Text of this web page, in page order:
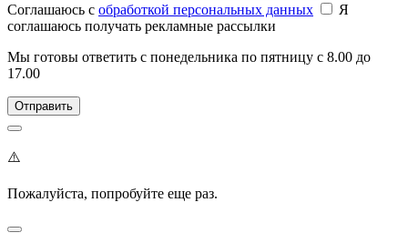
Соглашаюсь c обработкой персональных данных
Я
соглашаюсь получать рекламные рассылки
Мы готовы ответить с понедельника по пятницу с 8.00 до
17.00
⚠️
Пожалуйста, попробуйте еще раз.